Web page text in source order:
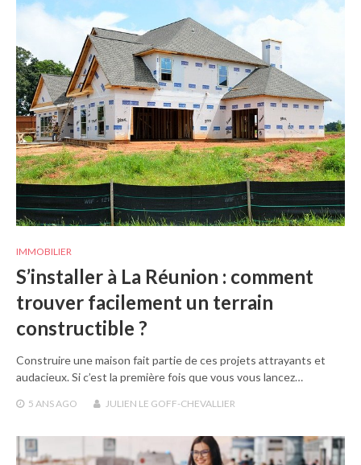
IMMOBILIER
S’installer à La Réunion : comment
trouver facilement un terrain
constructible ?
Construire une maison fait partie de ces projets attrayants et
audacieux. Si c’est la première fois que vous vous lancez…
5 ANSAGO JULIEN LE GOFF-CHEVALLIER